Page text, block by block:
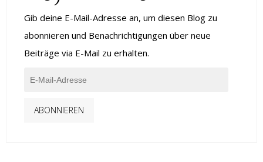
Gib deine E-Mail-Adresse an, um diesen Blog zu
abonnieren und Benachrichtigungen über neue
Beiträge via E-Mail zu erhalten.
ABONNIEREN